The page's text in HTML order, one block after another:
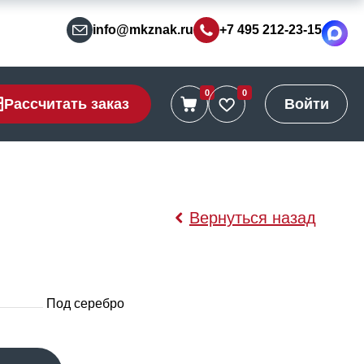
info@mkznak.ru +7 495 212-23-15
Рассчитать заказ
0 0
Войти
Вернуться назад
Под серебро